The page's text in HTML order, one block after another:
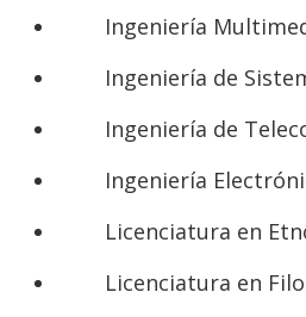
Ingeniería
Ingeniería de
Ingeniería de
Ingeniería
Licenciatura en
Licenciatura en